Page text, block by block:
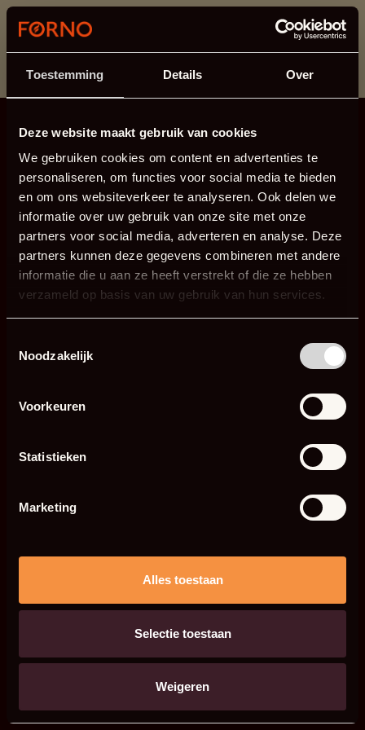
Toestemming Details Over
Deze website maakt gebruik van cookies
We gebruiken cookies om content en advertenties te
personaliseren, om functies voor social media te bieden
en om ons websiteverkeer te analyseren. Ook delen we
informatie over uw gebruik van onze site met onze
partners voor social media, adverteren en analyse. Deze
partners kunnen deze gegevens combineren met andere
informatie die u aan ze heeft verstrekt of die ze hebben
verzameld op basis van uw gebruik van hun services.
Noodzakelijk
Voorkeuren
Statistieken
Marketing
Alles toestaan
Selectie toestaan
Weigeren
Dit onderdeel is momenteel in onderhoud.
Als je informatie mist kun je ons bellen +31 413 274
168 of mailen
info@forno.eu.